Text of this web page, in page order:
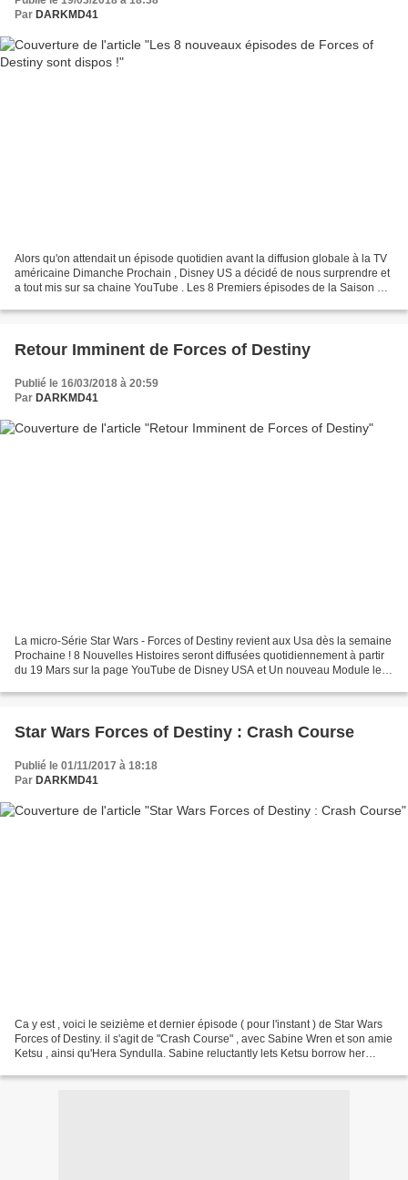
Par DARKMD41
Alors qu'on attendait un épisode quotidien avant la diffusion globale à la TV
américaine Dimanche Prochain , Disney US a décidé de nous surprendre et
a tout mis sur sa chaine YouTube . Les 8 Premiers épisodes de la Saison 2
Retour Imminent de Forces of Destiny
Publié le 16/03/2018 à 20:59
Par DARKMD41
La micro-Série Star Wars - Forces of Destiny revient aux Usa dès la semaine
Prochaine ! 8 Nouvelles Histoires seront diffusées quotidiennement à partir
du 19 Mars sur la page YouTube de Disney USA et Un nouveau Module les
Star Wars Forces of Destiny : Crash Course
Publié le 01/11/2017 à 18:18
Par DARKMD41
Ca y est , voici le seizième et dernier épisode ( pour l'instant ) de Star Wars
Forces of Destiny. il s'agit de "Crash Course" , avec Sabine Wren et son amie
Ketsu , ainsi qu'Hera Syndulla. Sabine reluctantly lets Ketsu borrow her